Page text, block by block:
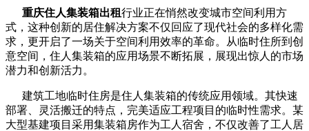
重庆住人集装箱出租行业正在悄然改变城市空间利用方
式，这种创新的居住解决方案不仅回应了现代社会的多样化需
求，更开启了一场关于空间利用效率的革命。从临时住所到创
意空间，住人集装箱的应用场景不断拓展，展现出惊人的市场
潜力和创新活力。
建筑工地临时住房是住人集装箱的传统应用领域。其快速
部署、灵活搬迁的特点，完美适应工程项目的临时性需求。某
大型基建项目采用集装箱房作为工人宿舍，不仅改善了工人居